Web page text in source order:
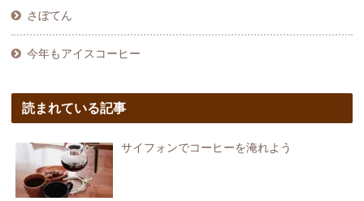
さぼてん
今年もアイスコーヒー
読まれている記事
サイフォンでコーヒーを淹れよう